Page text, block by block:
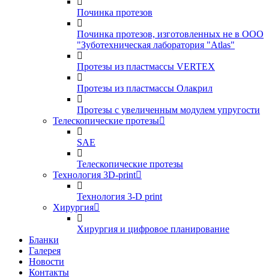
Починка протезов
Починка протезов, изготовленных не в ООО
"Зуботехническая лаборатория "Atlas"
Протезы из пластмассы VERTEX
Протезы из пластмассы Олакрил
Протезы с увеличенным модулем упругости
Телескопические протезы
SAE
Телескопические протезы
Технология 3D-print
Технология 3-D print
Хирургия
Хирургия и цифровое планирование
Бланки
Галерея
Новости
Контакты